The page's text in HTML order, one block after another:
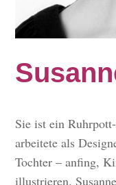
Sie ist ein
arbeitete als
Tochter – anfing,
illustrieren.